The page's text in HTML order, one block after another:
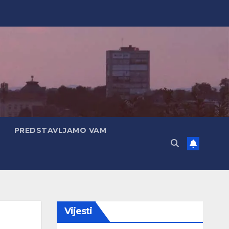
PREDSTAVLJAMO VAM
Vijesti